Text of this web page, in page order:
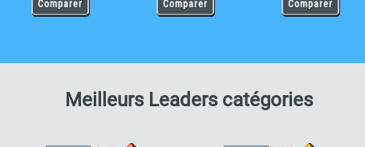
Comparer Comparer Comparer
Meilleurs Leaders catégoriespour